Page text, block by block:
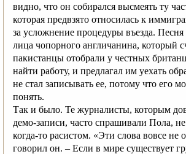
видно, что он собирался высмеять ту
которая предвзято относилась к
за усложнение процедуры въезда.
лица чопорного англичанина, который
пакистанцы отобрали у честных
найти работу, и предлагал им уехать
не стал записывать ее, потому что его
понять.
Так и было. Те журналисты, которым
демо‑записи, часто спрашивали Пола,
когда‑то расистом. «Эти слова вовсе не
говорил он. – Если в мире существует